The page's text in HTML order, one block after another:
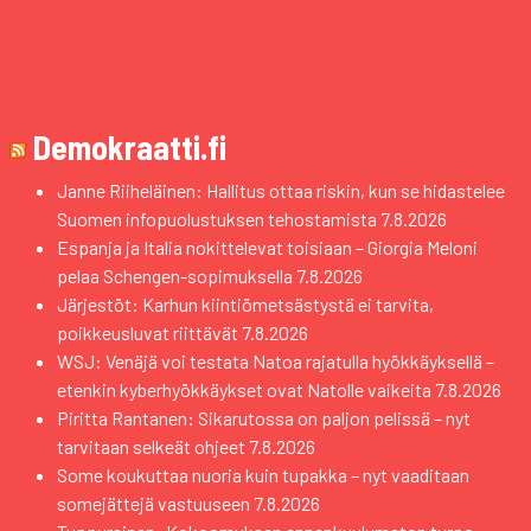
Demokraatti.fi
Janne Riiheläinen: Hallitus ottaa riskin, kun se hidastelee
Suomen infopuolustuksen tehostamista 7.8.2026
Espanja ja Italia nokittelevat toisiaan – Giorgia Meloni
pelaa Schengen-sopimuksella 7.8.2026
Järjestöt: Karhun kiintiömetsästystä ei tarvita,
poikkeusluvat riittävät 7.8.2026
WSJ: Venäjä voi testata Natoa rajatulla hyökkäyksellä –
etenkin kyberhyökkäykset ovat Natolle vaikeita 7.8.2026
Piritta Rantanen: Sikarutossa on paljon pelissä – nyt
tarvitaan selkeät ohjeet 7.8.2026
Some koukuttaa nuoria kuin tupakka – nyt vaaditaan
somejättejä vastuuseen 7.8.2026